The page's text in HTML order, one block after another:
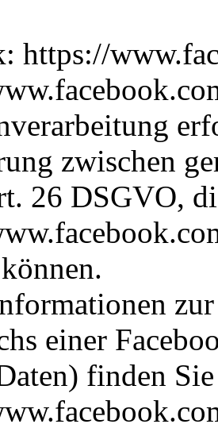
https://
zwischen
26 DSGVO,
einer
finden